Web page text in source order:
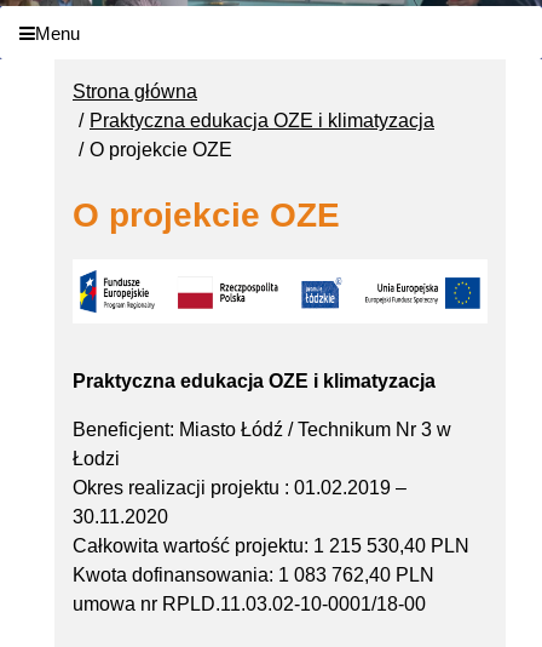
Menu
Strona główna
Praktyczna edukacja OZE i klimatyzacja
O projekcie OZE
O projekcie OZE
Praktyczna edukacja OZE i klimatyzacja
Beneficjent: Miasto Łódź / Technikum Nr 3 w
Łodzi
Okres realizacji projektu : 01.02.2019 –
30.11.2020
Całkowita wartość projektu: 1 215 530,40 PLN
Kwota dofinansowania: 1 083 762,40 PLN
umowa nr RPLD.11.03.02-10-0001/18-00